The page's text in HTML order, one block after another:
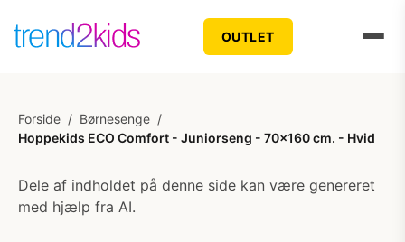
OUTLET
Forside / Børnesenge /
Hoppekids ECO Comfort - Juniorseng - 70x160 cm. - Hvid
Dele af indholdet på denne side kan være genereret
med hjælp fra AI.